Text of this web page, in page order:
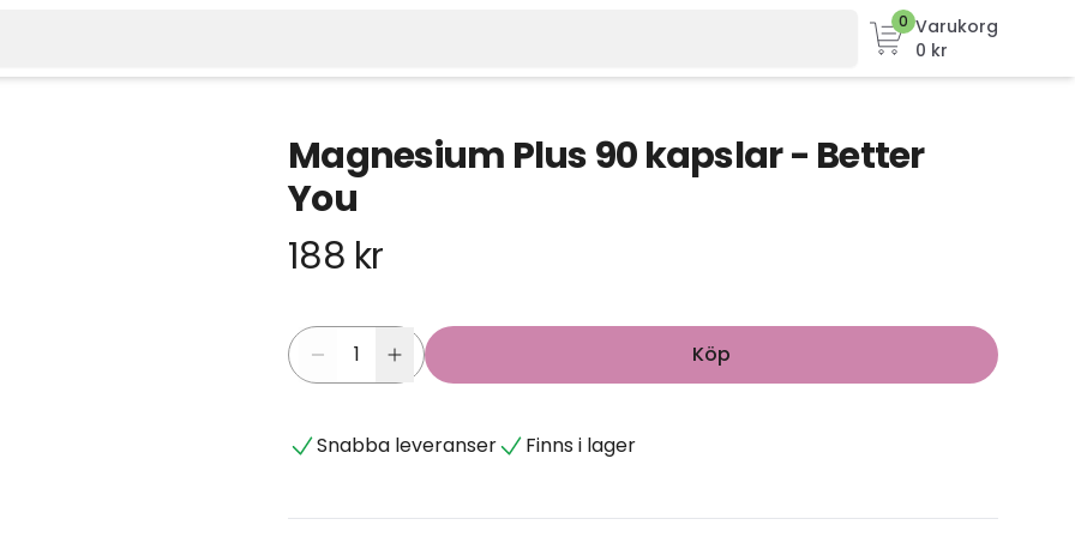
0 Varukorg
0 kr
Magnesium Plus 90 kapslar - Better
You
188 kr
Köp
Snabba leveranser Finns i lager